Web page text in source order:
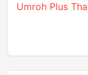
Umroh Plus